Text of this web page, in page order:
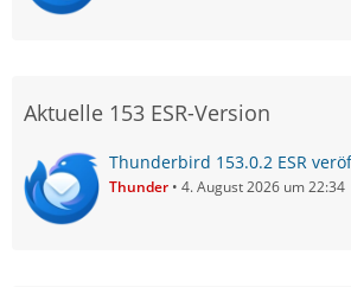
Aktuelle 153 ESR-Version
Thunderbird 153.0.2 ESR
Thunder 4. August 2026 um 22:34